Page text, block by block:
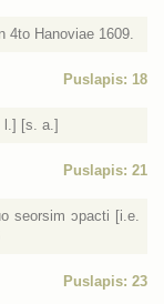
4to Hanoviae 1609.
Puslapis: 18
l.] [s. a.]
Puslapis: 21
seorsim ɔpacti [i.e.
Puslapis: 23